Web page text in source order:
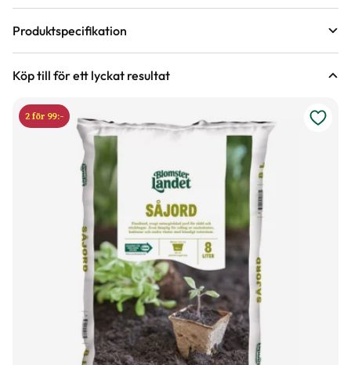
Produktspecifikation
Blomningstid Juni, Juli, Augusti, September
Förpackningsantal
Impecta
289841
Köp till för ett lyckat resultat
2 för 99:-